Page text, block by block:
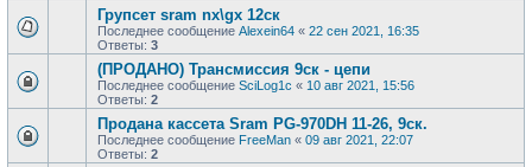
Групсет sram nx\gx 12ск
Последнее сообщение Alexein64 « 22 сен 2021, 16:35
Ответы: 3
(ПРОДАНО) Трансмиссия 9ск - цепи
Последнее сообщение SciLog1c « 10 авг 2021, 15:56
Ответы: 2
Продана кассета Sram PG-970DH 11-26, 9ск.
Последнее сообщение FreeMan « 09 авг 2021, 22:07
Ответы: 2